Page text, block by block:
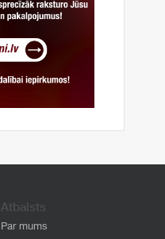
Atbalsts
Par mums